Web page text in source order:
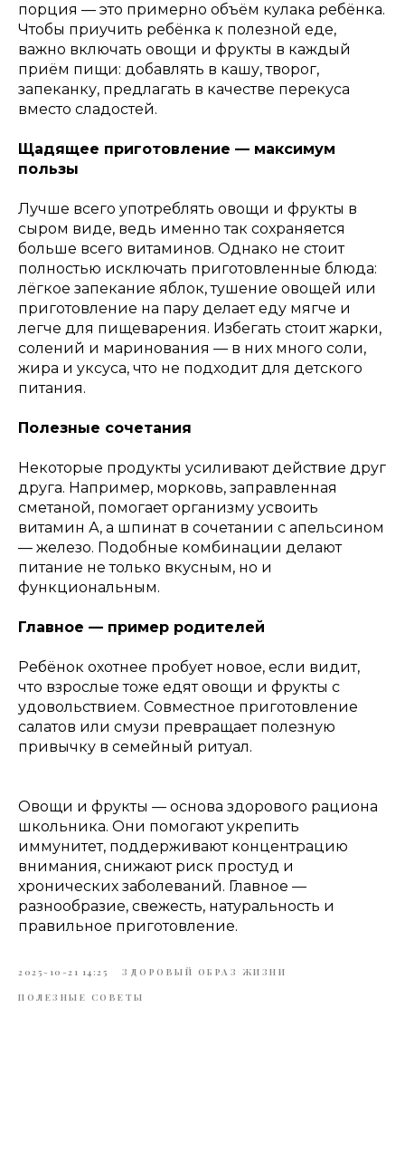
порция — это примерно объём кулака ребёнка.
Чтобы приучить ребёнка к полезной еде,
важно включать овощи и фрукты в каждый
приём пищи: добавлять в кашу, творог,
запеканку, предлагать в качестве перекуса
вместо сладостей.
Щадящее приготовление — максимум
пользы
Лучше всего употреблять овощи и фрукты в
сыром виде, ведь именно так сохраняется
больше всего витаминов. Однако не стоит
полностью исключать приготовленные блюда:
лёгкое запекание яблок, тушение овощей или
приготовление на пару делает еду мягче и
легче для пищеварения. Избегать стоит жарки,
солений и маринования — в них много соли,
жира и уксуса, что не подходит для детского
питания.
Полезные сочетания
Некоторые продукты усиливают действие друг
друга. Например, морковь, заправленная
сметаной, помогает организму усвоить
витамин А, а шпинат в сочетании с апельсином
— железо. Подобные комбинации делают
питание не только вкусным, но и
функциональным.
Главное — пример родителей
Ребёнок охотнее пробует новое, если видит,
что взрослые тоже едят овощи и фрукты с
удовольствием. Совместное приготовление
салатов или смузи превращает полезную
привычку в семейный ритуал.
Овощи и фрукты — основа здорового рациона
школьника. Они помогают укрепить
иммунитет, поддерживают концентрацию
внимания, снижают риск простуд и
хронических заболеваний. Главное —
разнообразие, свежесть, натуральность и
правильное приготовление.
2025-10-21 14:25
ЗДОРОВЫЙ ОБРАЗ ЖИЗНИ
ПОЛЕЗНЫЕ СОВЕТЫ